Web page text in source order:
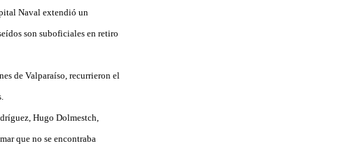
Naval extendió un
son suboficiales en retiro
de Valparaíso, recurrieron el
Hugo Dolmestch,
que no se encontraba